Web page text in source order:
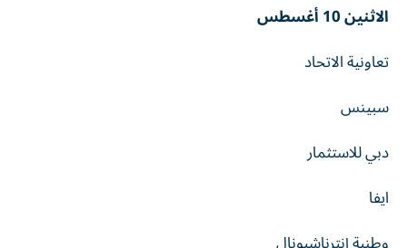
الاثنين 10 أغسطس
تعاونية الاتحاد
سبينس
دبي للاستثمار
ايفا